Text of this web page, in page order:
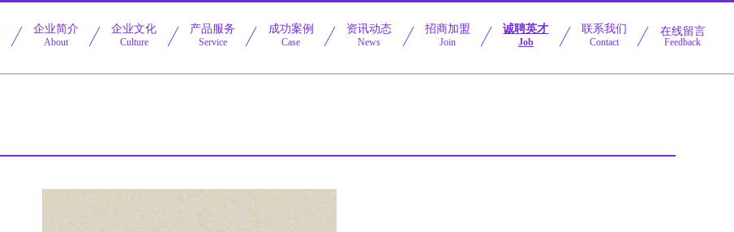
企业简介
About
企业文化
Culture
产品服务
Service
成功案例
Case
资讯动态
News
招商加盟
Join
诚聘英才
Job
联系我们
Contact
在线留言
Feedback